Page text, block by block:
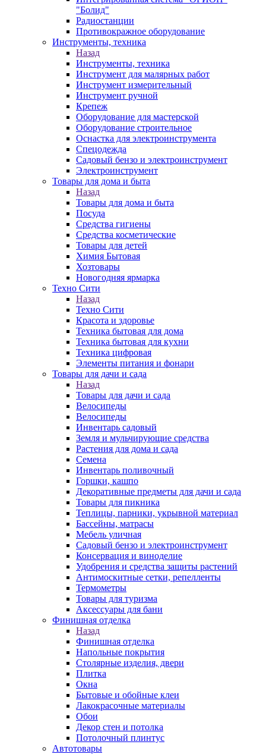
"Болид"
Радиостанции
Противокражное оборудование
Инструменты, техника
Назад
Инструменты, техника
Инструмент для малярных работ
Инструмент измерительный
Инструмент ручной
Крепеж
Оборудование для мастерской
Оборудование строительное
Оснастка для электроинструмента
Спецодежда
Садовый бензо и электроинструмент
Электроинструмент
Товары для дома и быта
Назад
Товары для дома и быта
Посуда
Средства гигиены
Средства косметические
Товары для детей
Химия Бытовая
Хозтовары
Новогодняя ярмарка
Техно Сити
Назад
Техно Сити
Красота и здоровье
Техника бытовая для дома
Техника бытовая для кухни
Техника цифровая
Элементы питания и фонари
Товары для дачи и сада
Назад
Товары для дачи и сада
Велосипеды
Велосипеды
Инвентарь садовый
Земля и мульчирующие средства
Растения для дома и сада
Семена
Инвентарь поливочный
Горшки, кашпо
Декоративные предметы для дачи и сада
Товары для пикника
Теплицы, парники, укрывной материал
Бассейны, матрасы
Мебель уличная
Садовый бензо и электроинструмент
Консервация и виноделие
Удобрения и средства защиты растений
Антимоскитные сетки, репелленты
Термометры
Товары для туризма
Аксессуары для бани
Финишная отделка
Назад
Финишная отделка
Напольные покрытия
Столярные изделия, двери
Плитка
Окна
Бытовые и обойные клеи
Лакокрасочные материалы
Обои
Декор стен и потолка
Потолочный плинтус
Автотовары